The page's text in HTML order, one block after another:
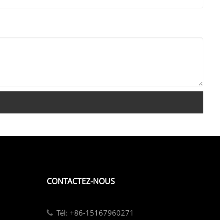
CONTACTEZ-NOUS
Tél: +86-15167960271